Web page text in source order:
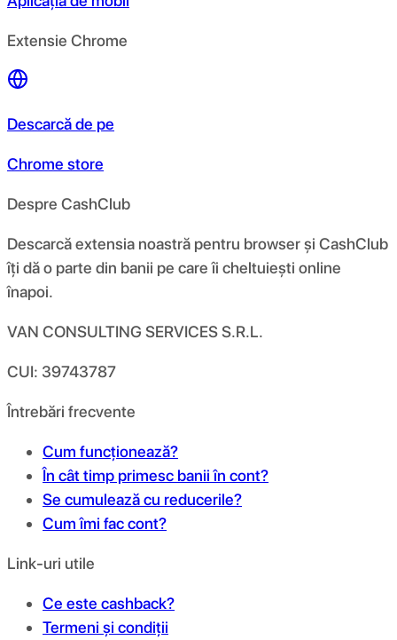
Extensie Chrome
Descarcă de pe
Chrome store
Despre CashClub
Descarcă extensia noastră pentru browser și CashClub
îți dă o parte din banii pe care îi cheltuiești online
înapoi.
VAN CONSULTING SERVICES S.R.L.
CUI: 39743787
Întrebări frecvente
Cum funcționează?
În cât timp primesc banii în cont?
Se cumulează cu reducerile?
Cum îmi fac cont?
Link-uri utile
Ce este cashback?
Termeni și condiții